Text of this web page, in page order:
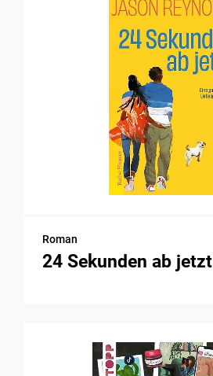
Roman
24 Sekunden ab jetzt